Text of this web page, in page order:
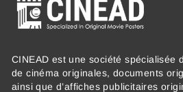
CINEAD est une société spécialisée
de cinéma originales, documents
ainsi que d’affiches publicitaires